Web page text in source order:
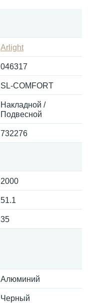
Arlight
046317
SL-COMFORT
Накладной /
Подвесной
732276
2000
51.1
35
Алюминий
Черный